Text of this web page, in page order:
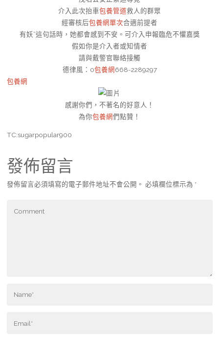
介入此次抬車包養管道救人的群眾
經審核后包養網單次合適前提者
有妖”這句話時，她都會感到不安。可介入申報臨危不懼嘉獎
假如你是介入者或知情者
請與戴警官聯絡接觸
德律風：0包養網668-2289297
包養網
感謝你們，不著名的好意人！
為你包養網們點贊！
TC:sugarpopular900
發佈留言
發佈留言必須填寫的電子郵件地址不會公開。 必填欄位標示為 *